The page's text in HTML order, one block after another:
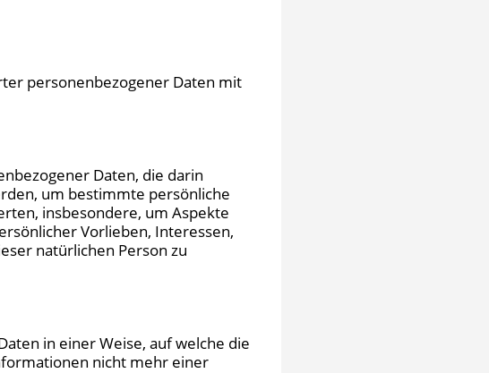
personenbezogener Daten mit
Daten, die darin
um bestimmte persönliche
insbesondere, um Aspekte
Vorlieben, Interessen,
natürlichen Person zu
in einer Weise, auf welche die
nicht mehr einer